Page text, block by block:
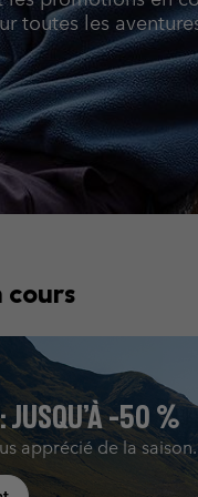
Bonnets &
Gants de
Tous les
Bonnets &
Gants de
Tous les
toutes les
cours
JUSQU’À -50 %
apprécié de la saison.